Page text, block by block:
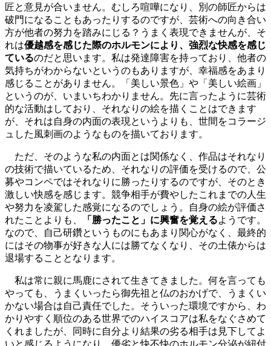
匠と意見が合いません。むしろ喧嘩になり、別の師匠からは
破門になることもあったりするのですが、芸術への向き合い
方が他者の努力を踏みにじる？うまく表現できませんが、そ
れは優越感を感じた際のホルモンにより、強烈な快感を感じ
ているのだと思います。私は発達障害を持っており、他者の
気持ちがわからないというのもありますが、幸福感をあまり
感じることがありません。「美しい景色」や「美しい絵画」
というのが、いまいちわかりません。先に言ったように芸術
的な活動はしており、それなりの絵を描くことはできます
が、それは自身の内面の表現というよりも、世間をコラージ
ュした風刺画のようなものを描いております。
ただ、そのような私の内面とは関係なく、作品はそれなり
の技術で描いているため、それなりの評価を受けるので、公
募やコンペではそれなりに勝ったりするのですが、そのとき
激しい快感を感じます。競争相手が費やしたこれまでの人生
や努力を凌駕した感覚になるのでしょう。自身の絵が評価さ
れたことよりも、
「勝ったこと」に興奮を覚えるようです。
なので、自己研鑽というものにもあまり関心がなく、最終的
にはその物事が好きな人には勝てなくなり、その土俵からは
退場することとなります。
私は常に親に馬鹿にされて生きてきました。何を言っても
やっても、うまくいったら御先祖と仏のおかげで、うまくい
かない場合は自己責任でした。そういった環境ですから、わ
かりやすく順位のある世界でのハイスコアは私をなぐさめて
くれましたが、同時に自分より結果の劣る相手は見下してよ
いと感じるようになり、優劣と快不快のホルモン分泌が紐付